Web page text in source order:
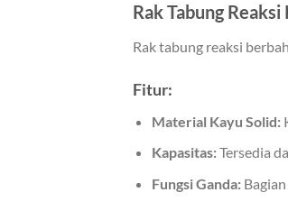
Rak Tabung
Rak tabung reaksi
Fitur:
Material Kayu Solid:
Kapasitas:Tersedia
Fungsi Ganda:Bagian